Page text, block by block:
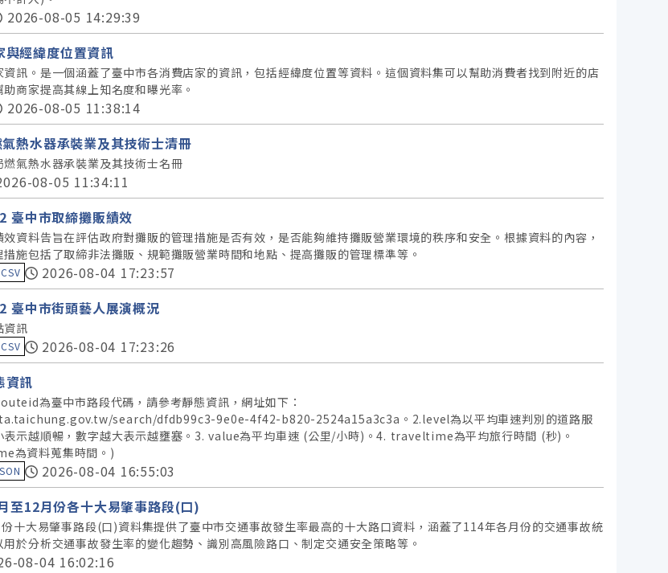
2026-08-05 14:29:39
與經緯度位置資訊
訊。是一個涵蓋了臺中市各消費店家的資訊，包括經緯度位置等資料。這個資料集可以幫助消費者找到附近的店
商家提高其線上知名度和曝光率。
2026-08-05 11:38:14
熱水器承裝業及其技術士清冊
氣熱水器承裝業及其技術士名冊
08-05 11:34:11
臺中市取締攤販績效
資料告旨在評估政府對攤販的管理措施是否有效，是否能夠維持攤販營業環境的秩序和安全。根據資料的內容，
施包括了取締非法攤販、規範攤販營業時間和地點、提高攤販的管理標準等。
CSV
2026-08-04 17:23:57
臺中市街頭藝人展演概況
資訊
CSV
2026-08-04 17:23:26
資訊
為臺中市路段代碼，請參考靜態資訊，網址如下：
search/dfdb99c3-9e0e-4f42-b820-2524a15a3c3a。2.level為以平均車速判別的道路服
表示越順暢，數字越大表示越壅塞。3. value為平均車速 (公里/小時)。4. traveltime為平均旅行時間 (秒)。
為資料蒐集時間。)
2026-08-04 16:55:03
至12月份各十大易肇事路段(口)
十大易肇事路段(口)資料集提供了臺中市交通事故發生率最高的十大路口資料，涵蓋了114年各月份的交通事故統
於分析交通事故發生率的變化趨勢、識別高風險路口、制定交通安全策略等。
08-04 16:02:16